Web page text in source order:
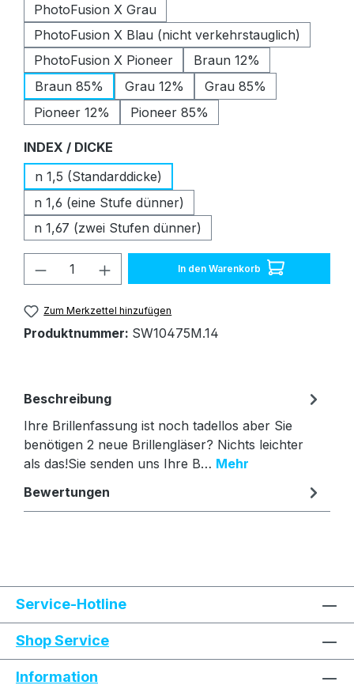
PhotoFusion X Grau
PhotoFusion X Blau (nicht verkehrstauglich)
PhotoFusion X Pioneer
Braun 12%
Braun 85%
Grau 12%
Grau 85%
Pioneer 12%
Pioneer 85%
INDEX / DICKE
n 1,5 (Standarddicke)
n 1,6 (eine Stufe dünner)
n 1,67 (zwei Stufen dünner)
Produkt Anzahl: Gib den
In den Warenkorb
Zum Merkzettel hinzufügen
Produktnummer: SW10475M.14
Beschreibung
Ihre Brillenfassung ist noch tadellos aber Sie
benötigen 2 neue Brillengläser? Nichts leichter
als das!Sie senden uns Ihre B… Mehr
Bewertungen
Service-Hotline
Shop Service
Information
Text vergrößern Hochkontrastmodus
Farben invertieren
Niedrige Sättigung